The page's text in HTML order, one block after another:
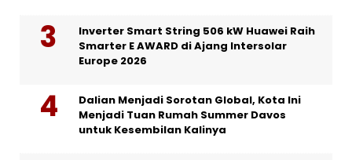
Inverter Smart String 506 kW Huawei Raih
Smarter E AWARD di Ajang Intersolar
Europe 2026
Dalian Menjadi Sorotan Global, Kota Ini
Menjadi Tuan Rumah Summer Davos
untuk Kesembilan Kalinya